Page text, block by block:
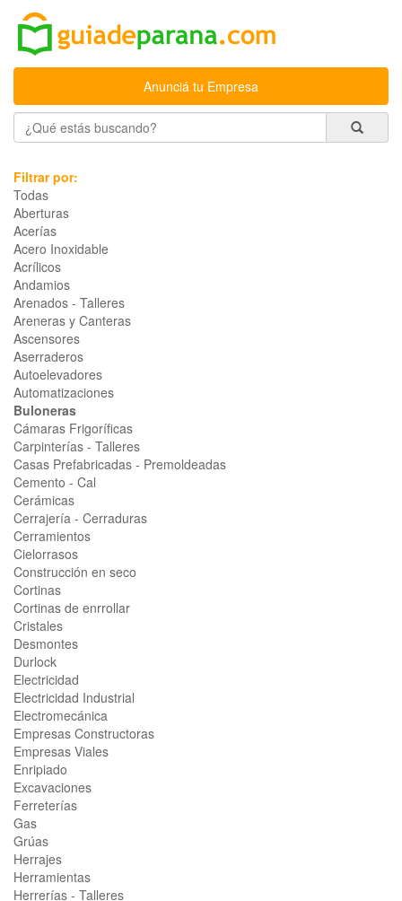
Anunciá tu Empresa
Filtrar por:
Todas
Aberturas
Acerías
Acero Inoxidable
Acrílicos
Andamios
Arenados - Talleres
Areneras y Canteras
Ascensores
Aserraderos
Autoelevadores
Automatizaciones
Buloneras
Cámaras Frigoríficas
Carpinterías - Talleres
Casas Prefabricadas - Premoldeadas
Cemento - Cal
Cerámicas
Cerrajería - Cerraduras
Cerramientos
Cielorrasos
Construcción en seco
Cortinas
Cortinas de enrrollar
Cristales
Desmontes
Durlock
Electricidad
Electricidad Industrial
Electromecánica
Empresas Constructoras
Empresas Viales
Enripiado
Excavaciones
Ferreterías
Gas
Grúas
Herrajes
Herramientas
Herrerías - Talleres